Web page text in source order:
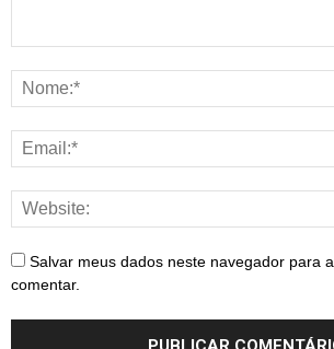
Salvar meus dados neste navegador para
comentar.